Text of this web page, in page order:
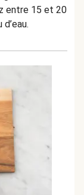
entre 15 et 20